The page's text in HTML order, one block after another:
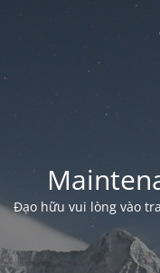
Đạo hữu vui lòng vào